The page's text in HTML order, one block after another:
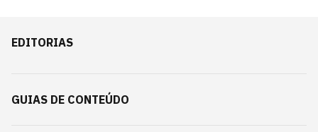
EDITORIAS
GUIAS DE CONTEÚDO